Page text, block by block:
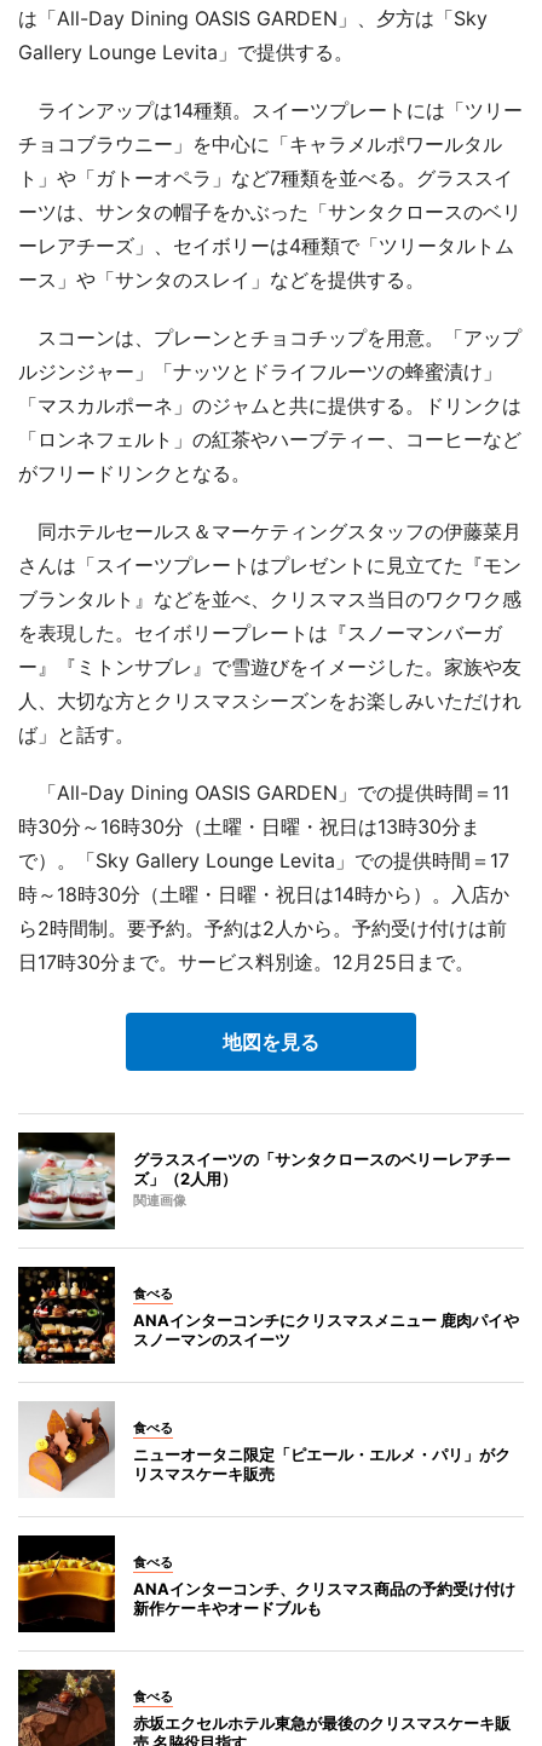
は「All-Day Dining OASIS GARDEN」、夕方は「Sky
Gallery Lounge Levita」で提供する。
ラインアップは14種類。スイーツプレートには「ツリー
チョコブラウニー」を中心に「キャラメルポワールタル
ト」や「ガトーオペラ」など7種類を並べる。グラススイ
ーツは、サンタの帽子をかぶった「サンタクロースのベリ
ーレアチーズ」、セイボリーは4種類で「ツリータルトム
ース」や「サンタのスレイ」などを提供する。
スコーンは、プレーンとチョコチップを用意。「アップ
ルジンジャー」「ナッツとドライフルーツの蜂蜜漬け」
「マスカルポーネ」のジャムと共に提供する。ドリンクは
「ロンネフェルト」の紅茶やハーブティー、コーヒーなど
がフリードリンクとなる。
同ホテルセールス＆マーケティングスタッフの伊藤菜月
さんは「スイーツプレートはプレゼントに見立てた『モン
ブランタルト』などを並べ、クリスマス当日のワクワク感
を表現した。セイボリープレートは『スノーマンバーガ
ー』『ミトンサブレ』で雪遊びをイメージした。家族や友
人、大切な方とクリスマスシーズンをお楽しみいただけれ
ば」と話す。
「All-Day Dining OASIS GARDEN」での提供時間＝11
時30分～16時30分（土曜・日曜・祝日は13時30分ま
で）。「Sky Gallery Lounge Levita」での提供時間＝17
時～18時30分（土曜・日曜・祝日は14時から）。入店か
ら2時間制。要予約。予約は2人から。予約受け付けは前
日17時30分まで。サービス料別途。12月25日まで。
地図を見る
グラススイーツの「サンタクロースのベリーレアチー
ズ」（2人用）
関連画像
食べる
ANAインターコンチにクリスマスメニュー 鹿肉パイや
スノーマンのスイーツ
食べる
ニューオータニ限定「ピエール・エルメ・パリ」がク
リスマスケーキ販売
食べる
ANAインターコンチ、クリスマス商品の予約受け付け
新作ケーキやオードブルも
食べる
赤坂エクセルホテル東急が最後のクリスマスケーキ販